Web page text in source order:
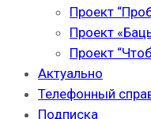
Проект
Проект
Проект
Актуально
Телефонный
Подписка